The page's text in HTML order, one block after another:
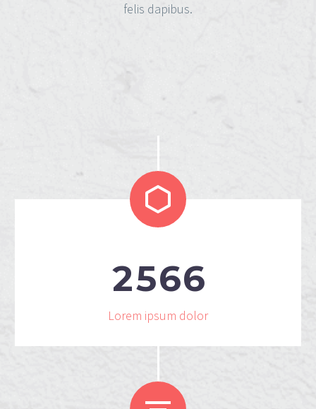
felis dapibus.


2566
Lorem ipsum dolor